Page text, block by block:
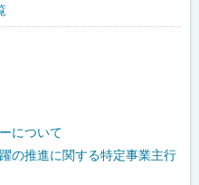
について
の推進に関する特定事業主行